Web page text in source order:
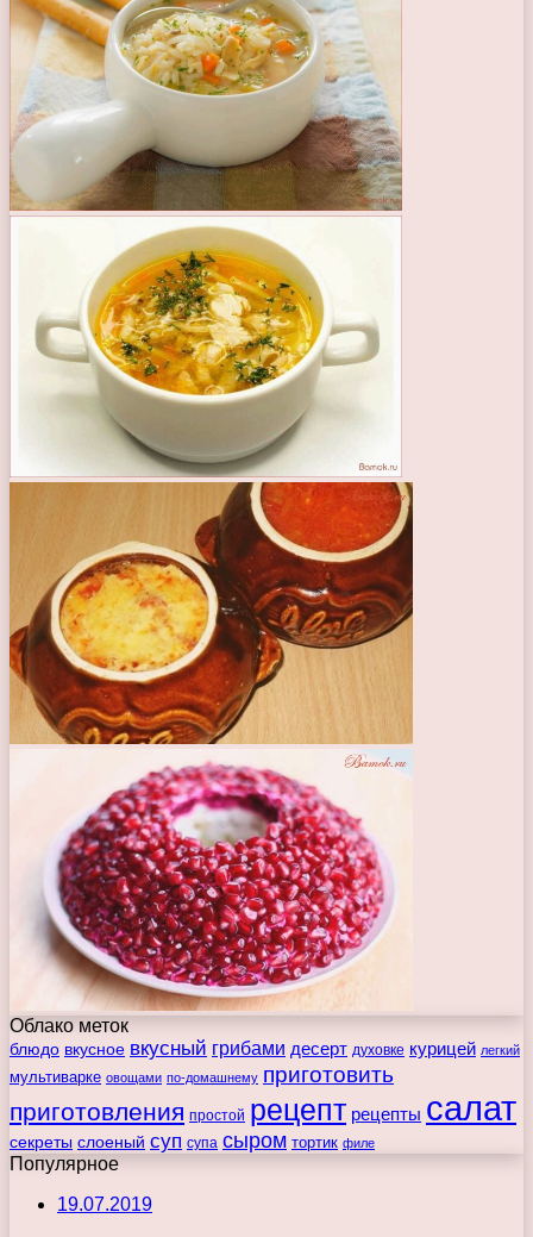
Облако меток
блюдо вкусное вкусный грибами десерт духовке курицей легкий
мультиварке овощами по-домашнему приготовить
приготовления простой рецепт рецепты салат
секреты слоеный суп супа сыром тортик филе
Популярное
19.07.2019